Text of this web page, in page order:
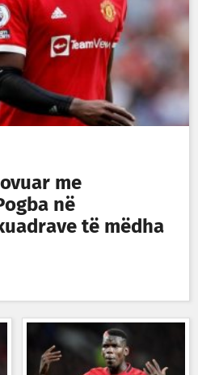
me
në
të mëdha